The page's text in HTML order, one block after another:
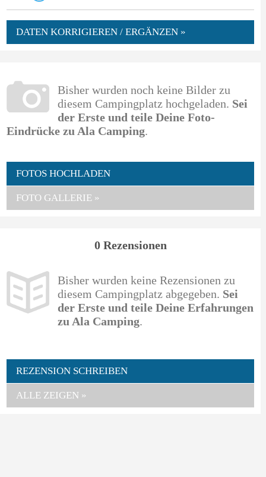
DATEN KORRIGIEREN / ERGÄNZEN »
Bisher wurden noch keine Bilder zu
diesem Campingplatz hochgeladen. Sei
der Erste und teile Deine Foto-
Eindrücke zu Ala Camping.
FOTOS HOCHLADEN
FOTO GALLERIE »
0 Rezensionen
Bisher wurden keine Rezensionen zu
diesem Campingplatz abgegeben. Sei
der Erste und teile Deine Erfahrungen
zu Ala Camping.
REZENSION SCHREIBEN
ALLE ZEIGEN »